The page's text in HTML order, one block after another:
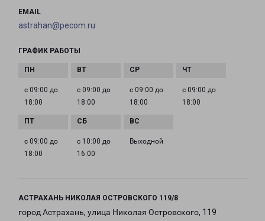
EMAIL
astrahan@pecom.ru
ГРАФИК РАБОТЫ
с 09:00 до
18:00
с 09:00 до
18:00
с 09:00 до
18:00
с 09:00 до
18:00
с 09:00 до
18:00
с 10:00 до
16:00
Выходной
АСТРАХАНЬ НИКОЛАЯ ОСТРОВСКОГО 119/8
город Астрахань, улица Николая Островского, 119